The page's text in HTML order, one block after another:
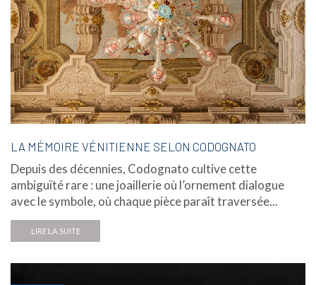
LA MÉMOIRE VÉNITIENNE SELON CODOGNATO
Depuis des décennies, Codognato cultive cette
ambiguïté rare : une joaillerie où l’ornement dialogue
avec le symbole, où chaque pièce paraît traversée...
LIRE LA SUITE